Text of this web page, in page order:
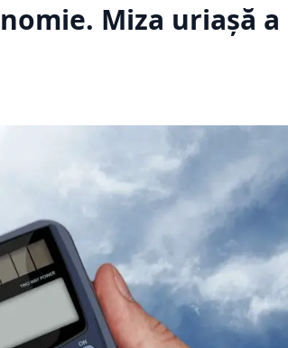
Miza uriașă a